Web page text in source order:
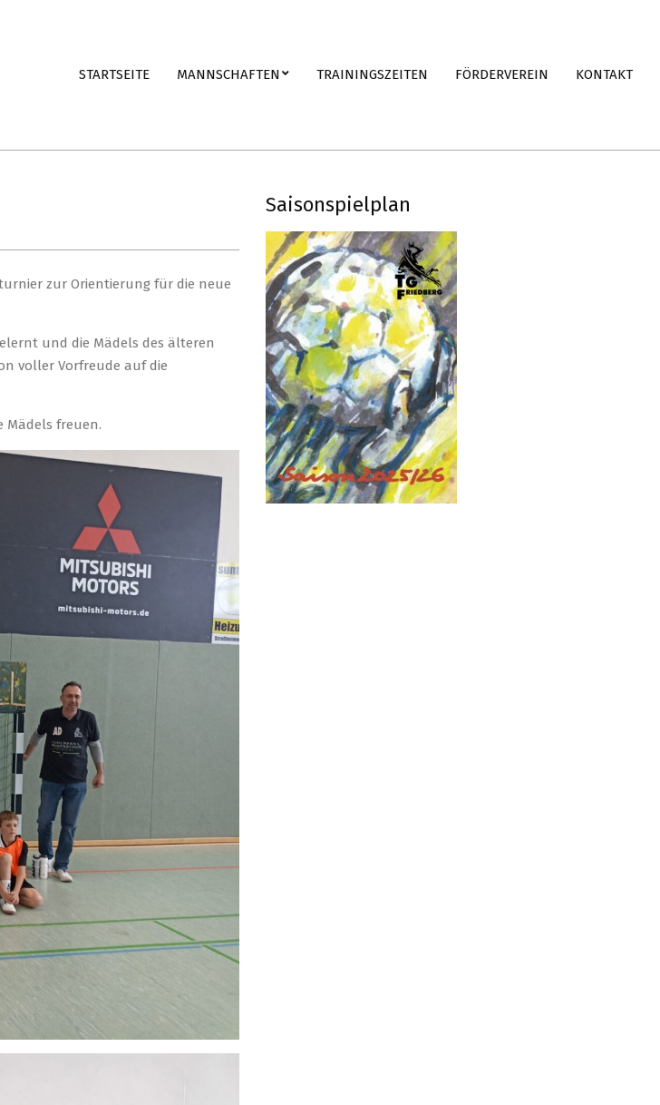
STARTSEITE MANNSCHAFTEN TRAININGSZEITEN FÖRDERVEREIN KONTAKT
zur Orientierung für die neue
und die Mädels des älteren
voller Vorfreude auf die
Mädels freuen.
Saisonspielplan